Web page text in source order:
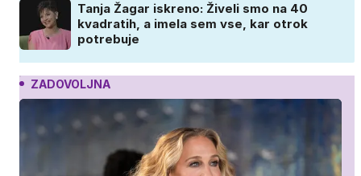
Tanja Žagar iskreno: Živeli smo na 40
kvadratih, a imela sem vse, kar otrok
potrebuje
ZADOVOLJNA